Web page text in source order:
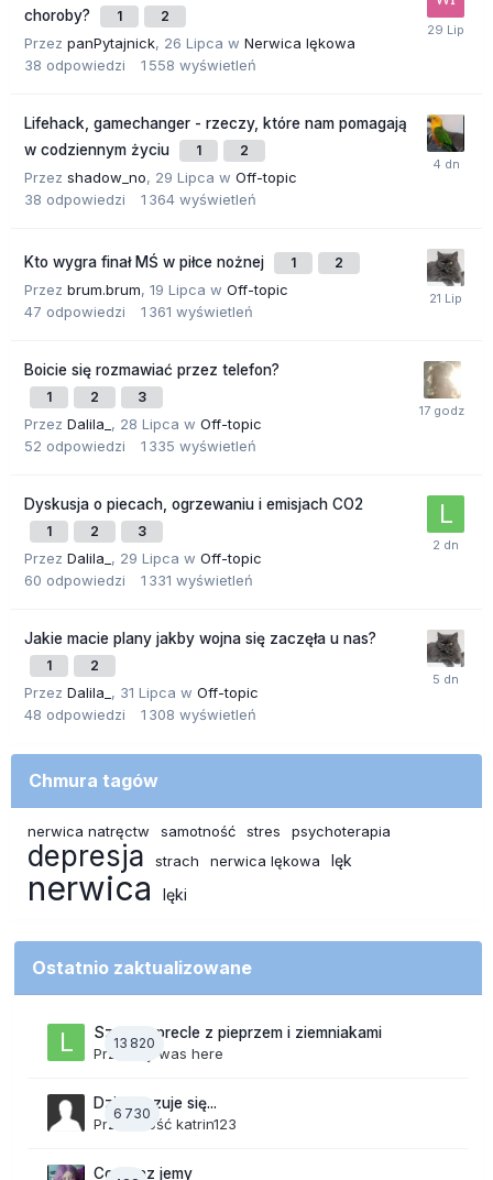
choroby?
1 2
Przez panPytajnick, 26 Lipca w Nerwica lękowa
38 odpowiedzi 1 558 wyświetleń
Lifehack, gamechanger - rzeczy, które nam pomagają
w codziennym życiu
1 2
Przez shadow_no, 29 Lipca w Off-topic
38 odpowiedzi 1 364 wyświetleń
Kto wygra finał MŚ w piłce nożnej 1 2
Przez brum.brum, 19 Lipca w Off-topic
47 odpowiedzi 1 361 wyświetleń
Boicie się rozmawiać przez telefon?
1 2 3
Przez Dalila_ , 28 Lipca w Off-topic
52 odpowiedzi 1 335 wyświetleń
Dyskusja o piecach, ogrzewaniu i emisjach CO2
1 2 3
Przez Dalila_ , 29 Lipca w Off-topic
60 odpowiedzi 1 331 wyświetleń
Jakie macie plany jakby wojna się zaczęła u nas?
1 2
Przez Dalila_ , 31 Lipca w Off-topic
48 odpowiedzi 1 308 wyświetleń
Chmura tagów
nerwica natręctw samotność stres psychoterapia
depresja strach nerwica lękowa lęk
nerwica lęki
Ostatnio zaktualizowane
13 820
Szalone precle z pieprzem i ziemniakami
Przezlily was here
6 730
Dzisiaj czuje się...
Przez Gość katrin123
Co teraz jemy